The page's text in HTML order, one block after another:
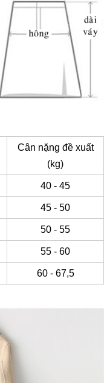
Cân nặng đề xuất
(kg)
40 - 45
45 - 50
50 - 55
55 - 60
60 - 67,5